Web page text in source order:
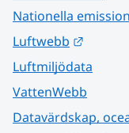
Nationella
Luftwebb
Luftmiljödata
VattenWebb
Datavärdskap,